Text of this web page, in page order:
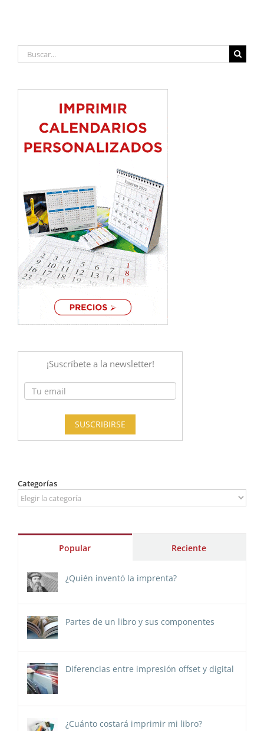
Buscar:
Categorías
Categorías
Popular Reciente
¿Quién inventó la imprenta?
Partes de un libro y sus componentes
Diferencias entre impresión offset y digital
¿Cuánto costará imprimir mi libro?